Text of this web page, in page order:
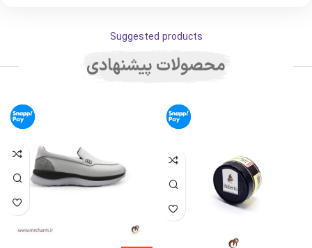
Suggested products
محصولات پیشنهادی